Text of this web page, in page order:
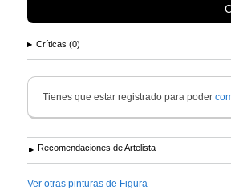
Críticas (0)
Tienes que estar registrado para poder
Recomendaciones de Artelista
Ver otras pinturas de Figura